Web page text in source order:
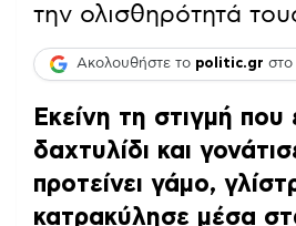
την ολισθηρότητά
Ακολουθήστε το politic.gr
Εκείνη τη στιγμή που
δαχτυλίδι και
προτείνει γάμο,
κατρακύλησε μέσα